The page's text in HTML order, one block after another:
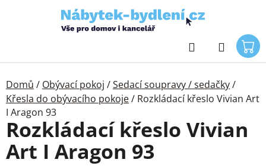
Hledat
Domů / Obývací pokoj /Sedací soupravy / sedačky/
Křesla do obývacího pokoje/ Rozkládací křeslo Vivian Art
I Aragon 93
Rozkládací křeslo Vivian
Art I Aragon 93